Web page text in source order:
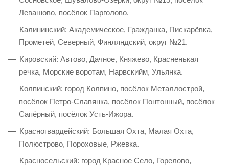
Левашово, посёлок Парголово.
Калининский: Академическое, Гражданка, Пискарёвка,
Прометей, Северный, Финляндский, округ №21.
Кировский: Автово, Дачное, Княжево, Красненькая
речка, Морские воротам, Нарвскийм, Ульянка.
Колпинский: город Колпино, посёлок Металлострой,
посёлок Петро-Славянка, посёлок Понтонный, посёлок
Сапёрный, посёлок Усть-Ижора.
Красногвардейский: Большая Охта, Малая Охта,
Полюстрово, Пороховые, Ржевка.
Красносельский: город Красное Село, Горелово,